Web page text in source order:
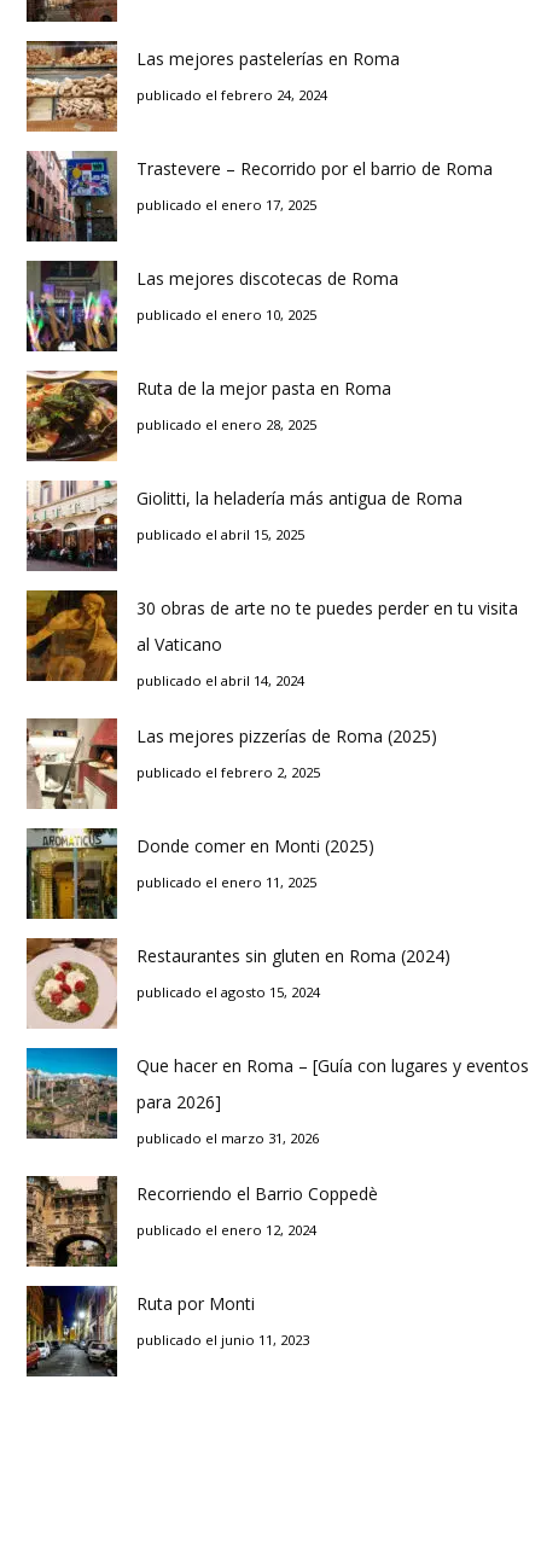
Las mejores pastelerías en Roma
publicado el febrero 24, 2024
Trastevere – Recorrido por el barrio de Roma
publicado el enero 17, 2025
Las mejores discotecas de Roma
publicado el enero 10, 2025
Ruta de la mejor pasta en Roma
publicado el enero 28, 2025
Giolitti, la heladería más antigua de Roma
publicado el abril 15, 2025
30 obras de arte no te puedes perder en tu visita
al Vaticano
publicado el abril 14, 2024
Las mejores pizzerías de Roma (2025)
publicado el febrero 2, 2025
Donde comer en Monti (2025)
publicado el enero 11, 2025
Restaurantes sin gluten en Roma (2024)
publicado el agosto 15, 2024
Que hacer en Roma – [Guía con lugares y eventos
para 2026]
publicado el marzo 31, 2026
Recorriendo el Barrio Coppedè
publicado el enero 12, 2024
Ruta por Monti
publicado el junio 11, 2023